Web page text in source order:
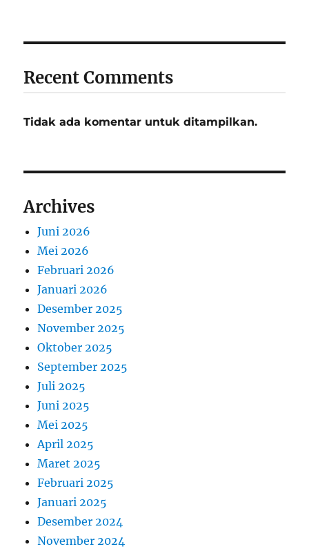
Recent Comments
Tidak ada komentar untuk ditampilkan.
Archives
Juni 2026
Mei 2026
Februari 2026
Januari 2026
Desember 2025
November 2025
Oktober 2025
September 2025
Juli 2025
Juni 2025
Mei 2025
April 2025
Maret 2025
Februari 2025
Januari 2025
Desember 2024
November 2024